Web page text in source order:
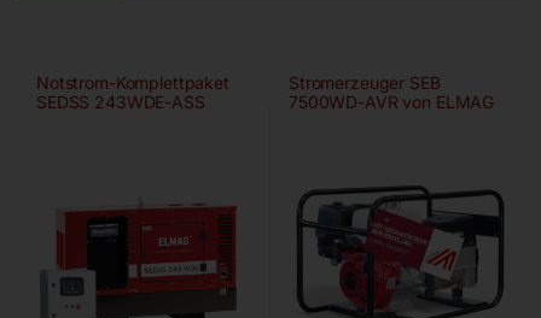
Notstrom-Komplettpaket
SEDSS 243WDE-ASS
Stromerzeuger SEB
7500WD-AVR von ELMAG